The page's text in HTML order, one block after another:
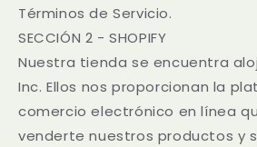
Términos de Servicio.
SECCIÓN 2 - SHOPIFY
Nuestra tienda se encuentra
Inc. Ellos nos proporcionan la
comercio electrónico en línea
venderte nuestros productos y